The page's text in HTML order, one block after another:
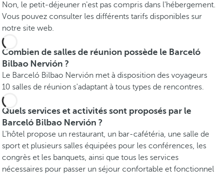
Non, le petit-déjeuner n'est pas compris dans l'hébergement.
Vous pouvez consulter les différents tarifs disponibles sur
notre site web.
Combien de salles de réunion possède le Barceló
Bilbao Nervión ?
Le Barceló Bilbao Nervión met à disposition des voyageurs
10 salles de réunion s'adaptant à tous types de rencontres.
Quels services et activités sont proposés par le
Barceló Bilbao Nervión ?
L'hôtel propose un restaurant, un bar-cafétéria, une salle de
sport et plusieurs salles équipées pour les conférences, les
congrès et les banquets, ainsi que tous les services
nécessaires pour passer un séjour confortable et fonctionnel